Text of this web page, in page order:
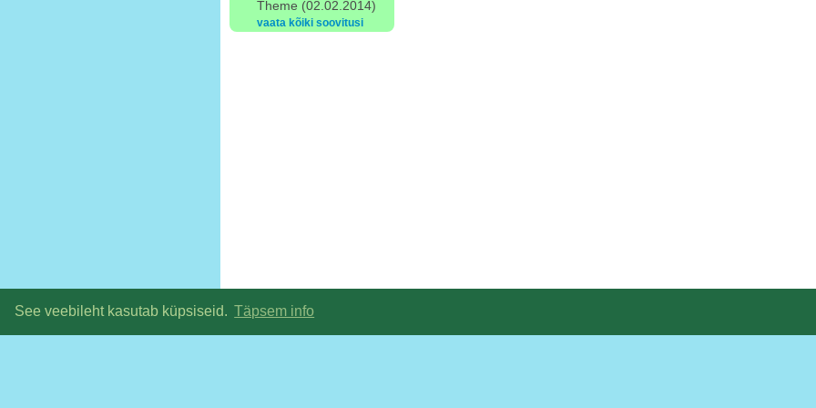
See veebileht kasutab küpsiseid. Täpsem info
Theme (02.02.2014)
vaata kõiki soovitusi